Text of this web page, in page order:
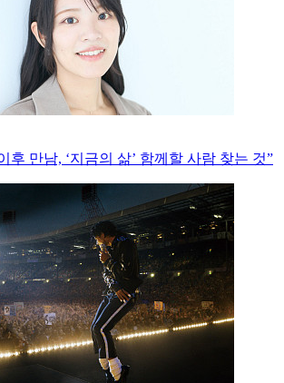
후 만남, ‘지금의 삶’ 함께할 사람 찾는 것”